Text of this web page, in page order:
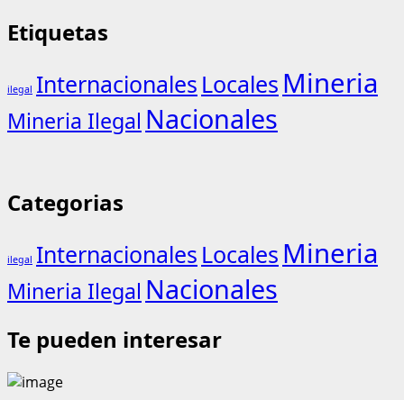
Etiquetas
ilegal Internacionales Locales Mineria
Mineria Ilegal Nacionales
Categorias
ilegal Internacionales Locales Mineria
Mineria Ilegal Nacionales
Te pueden interesar